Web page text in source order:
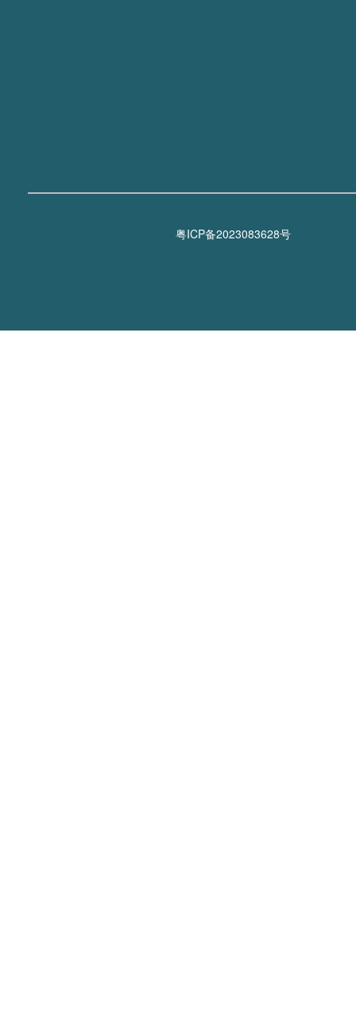
粤ICP备2023083628号